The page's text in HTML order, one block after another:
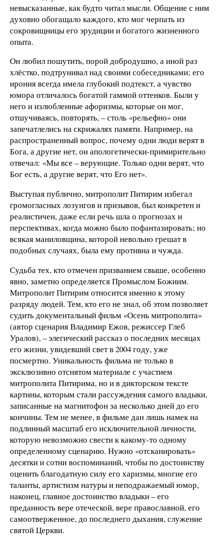
невысказанные, как будто читал мысли. Общение с ним
духовно обогащало каждого, кто мог черпать из
сокровищницы его эрудиции и богатого жизненного
опыта.
Он любил пошутить, порой добродушно, а иной раз
хлёстко, подтрунивал над своими собеседниками; его
ирония всегда имела глубокий подтекст, а чувство
юмора отличалось богатой гаммой оттенков. Были у
него и излюбленные афоризмы, которые он мог,
отшучиваясь, повторять, – столь «рельефно» они
запечатлелись на скрижалях памяти. Например, на
распространенный вопрос, почему одни люди верят в
Бога, а другие нет, он апологетически-примирительно
отвечал: «Мы все – верующие. Только одни верят, что
Бог есть, а другие верят, что Его нет».
Выступая публично, митрополит Питирим избегал
громогласных лозунгов и призывов, был конкретен и
реалистичен, даже если речь шла о прогнозах и
перспективах, когда можно было пофантазировать; но
всякая маниловщина, которой невольно грешат в
подобных случаях, была ему противна и чужда.
Судьба тех, кто отмечен призванием свыше, особенно
явно, заметно определяется Промыслом Божиим.
Митрополит Питирим относится именно к этому
разряду людей. Тем, кто его не знал, об этом позволяет
судить документальный фильм «Осень митрополита»
(автор сценария Владимир Ежов, режиссер Глеб
Уралов), – элегический рассказ о последних месяцах
его жизни, увидевший свет в 2004 году, уже
посмертно. Уникальность фильма не только в
эксклюзивно отснятом материале с участием
митрополита Питирима, но и в дикторском тексте
картины, которым стали рассуждения самого владыки,
записанные на магнитофон за несколько дней до его
кончины. Тем не менее, в фильме дан лишь намек на
подлинный масштаб его исключительной личности,
которую невозможно свести к какому-то одному
определенному сценарию. Нужно «отсканировать»
десятки и сотни воспоминаний, чтобы по достоинству
оценить благодатную силу его харизмы, многие его
таланты, артистизм натуры и неподражаемый юмор,
наконец, главное достоинство владыки – его
преданность вере отеческой, вере православной, его
самоотверженное, до последнего дыхания, служение
святой Церкви.